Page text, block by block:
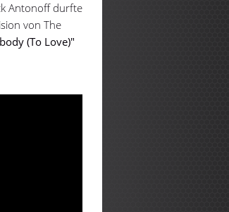
Antonoff durfte
von The
(To Love)"